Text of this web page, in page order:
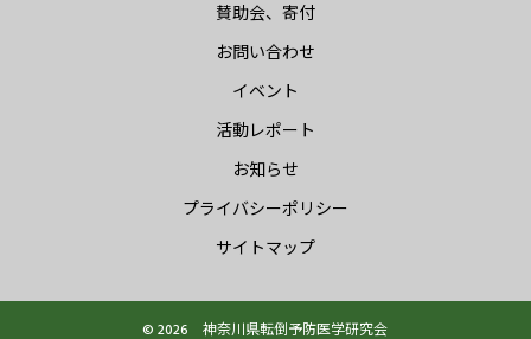
賛助会、寄付
お問い合わせ
イベント
活動レポート
お知らせ
プライバシーポリシー
サイトマップ
© 2026 神奈川県転倒予防医学研究会